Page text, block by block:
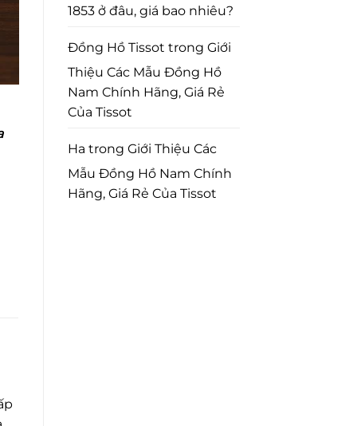
1853 ở đâu, giá bao nhiêu?
Đồng Hồ Tissot trong Giới
Thiệu Các Mẫu Đồng Hồ
Nam Chính Hãng, Giá Rẻ
Của Tissot
Ha trong Giới Thiệu Các
Mẫu Đồng Hồ Nam Chính
Hãng, Giá Rẻ Của Tissot